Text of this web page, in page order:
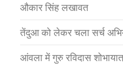
औकार सिंह लखावत
तेंदुआ को लेकर चला सर्च
आंवला में गुरु रविदास